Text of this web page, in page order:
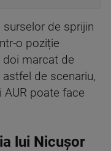
de sprijin
o poziție
doi marcat de
de scenariu,
poate face
lui Nicușor